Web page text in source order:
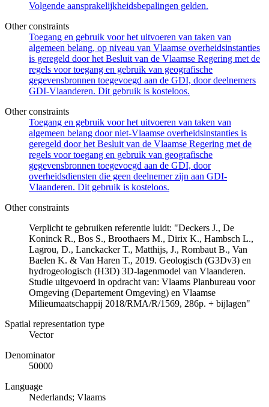
Volgende aansprakelijkheidsbepalingen gelden.
Other constraints
Toegang en gebruik voor het uitvoeren van taken van
algemeen belang, op niveau van Vlaamse overheidsinstanties
is geregeld door het Besluit van de Vlaamse Regering met de
regels voor toegang en gebruik van geografische
gegevensbronnen toegevoegd aan de GDI, door deelnemers
GDI-Vlaanderen. Dit gebruik is kosteloos.
Other constraints
Toegang en gebruik voor het uitvoeren van taken van
algemeen belang door niet-Vlaamse overheidsinstanties is
geregeld door het Besluit van de Vlaamse Regering met de
regels voor toegang en gebruik van geografische
gegevensbronnen toegevoegd aan de GDI, door
overheidsdiensten die geen deelnemer zijn aan GDI-
Vlaanderen. Dit gebruik is kosteloos.
Other constraints
Verplicht te gebruiken referentie luidt: "Deckers J., De
Koninck R., Bos S., Broothaers M., Dirix K., Hambsch L.,
Lagrou, D., Lanckacker T., Matthijs, J., Rombaut B., Van
Baelen K. & Van Haren T., 2019. Geologisch (G3Dv3) en
hydrogeologisch (H3D) 3D-lagenmodel van Vlaanderen.
Studie uitgevoerd in opdracht van: Vlaams Planbureau voor
Omgeving (Departement Omgeving) en Vlaamse
Milieumaatschappij 2018/RMA/R/1569, 286p. + bijlagen"
Spatial representation type
Vector
Denominator
50000
Language
Nederlands; Vlaams